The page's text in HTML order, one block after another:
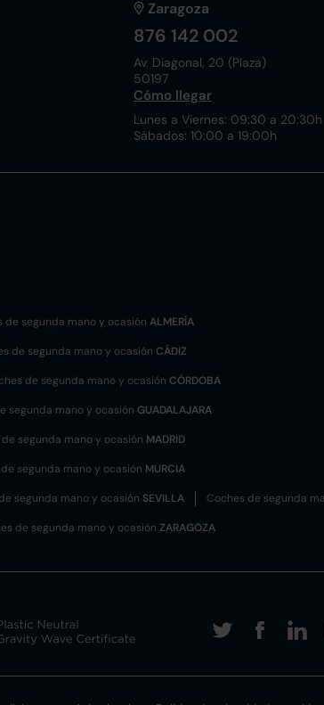
Zaragoza
876 142 002
Av. Diagonal, 20 (Plaza)
50197
Cómo llegar
Lunes a Viernes: 09:30 a 20:30h
Sábados: 10:00 a 19:00h
de segunda mano y ocasión ALMERÍA
de segunda mano y ocasión CÁDIZ
de segunda mano y ocasión CÓRDOBA
segunda mano y ocasión GUADALAJARA
segunda mano y ocasión MADRID
segunda mano y ocasión MURCIA
segunda mano y ocasión SEVILLA Coches de segunda
de segunda mano y ocasión ZARAGOZA